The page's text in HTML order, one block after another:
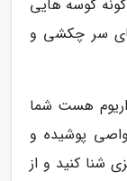
کوسه هایی
سر چکشی و
هست شما
پوشیده و
شنا کنید و از